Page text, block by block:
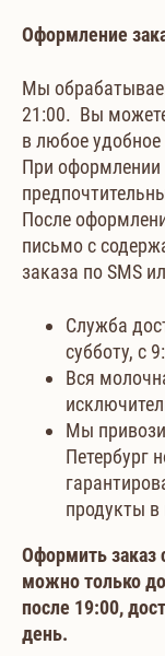
Оформление
Мы
21:00. Вы
в любое
При оформлении
После
письмо с
заказа по SMS
Служба
субботу, с
Вся
Мы
Петербург
продукты
Оформить заказ
можно только
после 19:00,
день.